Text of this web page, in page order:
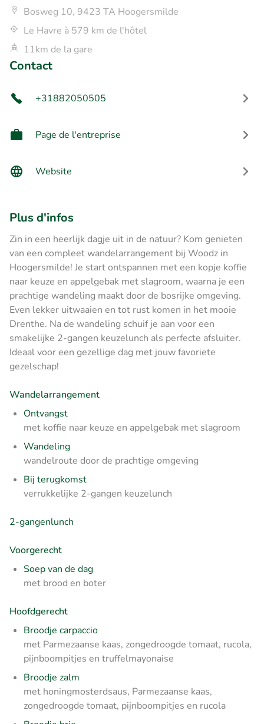
Bosweg 10, 9423 TA Hoogersmilde
Le Havre à 579 km de l'hôtel
11km de la gare
Contact
+31882050505
Page de l'entreprise
Website
Plus d'infos
Zin in een heerlijk dagje uit in de natuur? Kom genieten
van een compleet wandelarrangement bij Woodz in
Hoogersmilde! Je start ontspannen met een kopje koffie
naar keuze en appelgebak met slagroom, waarna je een
prachtige wandeling maakt door de bosrijke omgeving.
Even lekker uitwaaien en tot rust komen in het mooie
Drenthe. Na de wandeling schuif je aan voor een
smakelijke 2-gangen keuzelunch als perfecte afsluiter.
Ideaal voor een gezellige dag met jouw favoriete
gezelschap!
Wandelarrangement
Ontvangst
met koffie naar keuze en appelgebak met slagroom
Wandeling
wandelroute door de prachtige omgeving
Bij terugkomst
verrukkelijke 2-gangen keuzelunch
2-gangenlunch
Voorgerecht
Soep van de dag
met brood en boter
Hoofdgerecht
Broodje carpaccio
met Parmezaanse kaas, zongedroogde tomaat, rucola,
pijnboompitjes en truffelmayonaise
Broodje zalm
met honingmosterdsaus, Parmezaanse kaas,
zongedroogde tomaat, pijnboompitjes en rucola